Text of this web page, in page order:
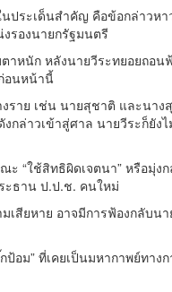
ระเด็นสำคัญ คือข้อกล่าวหา
รองนายกรัฐมนตรี
าหนัก หลังนายวีระทยอยถอ
อนหน้านี้
าย เช่น นายสุชาติ และนาง
ล่าวเข้าสู่ศาล นายวีระก็ยัง
ะ “ใช้สิทธิผิดเจตนา” หรือมุ่
ะธาน ป.ป.ช. คนใหม่
เสียหาย อาจมีการฟ้องกลับน
อม” ที่เคยเป็นมหากาพย์ทาง